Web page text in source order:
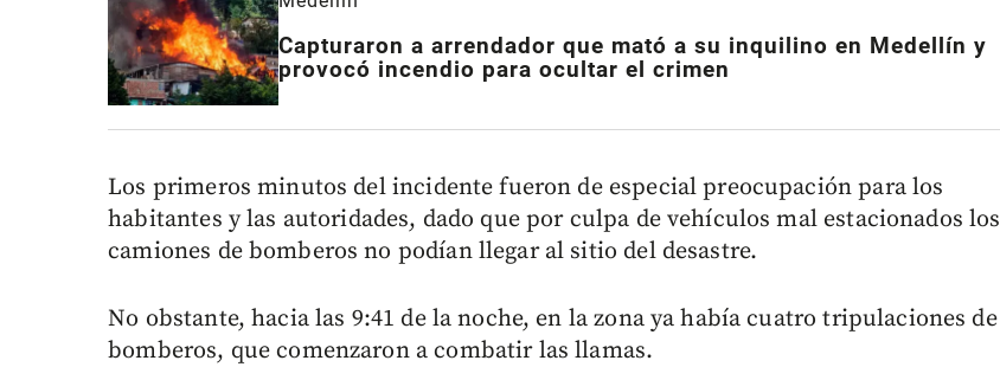
Capturaron a arrendador que mató a su inquilino en Medellín y
provocó incendio para ocultar el crimen
Los primeros minutos del incidente fueron de especial preocupación para los
habitantes y las autoridades, dado que por culpa de vehículos mal estacionados los
camiones de bomberos no podían llegar al sitio del desastre.
No obstante, hacia las 9:41 de la noche, en la zona ya había cuatro tripulaciones de
bomberos, que comenzaron a combatir las llamas.